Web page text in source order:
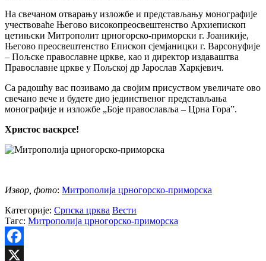
На свечаном отварању изложбе и представљању монографије
учествоваће Његово високопреосвештенство Архиепископ
цетињски Митрополит црногорско-приморски г. Јоаникије,
Његово преосвештенство Епископ сјемјаницки г. Варсонуфије
– Пољске православне цркве, као и директор издаваштва
Православне цркве у Пољској др Јарослав Харкјевич.
Са радошћу вас позивамо да својим присуством увеличате ово
свечано вече и будете дио јединственог представљања
монографије и изложбе „Боје православља – Црна Гора”.
Христос васкрсе!
Извор, фото: Митрополија црногорско-приморска
Категорије: Српска црква Вести
Тагс: Митрополија црногорско-приморска
Facebook